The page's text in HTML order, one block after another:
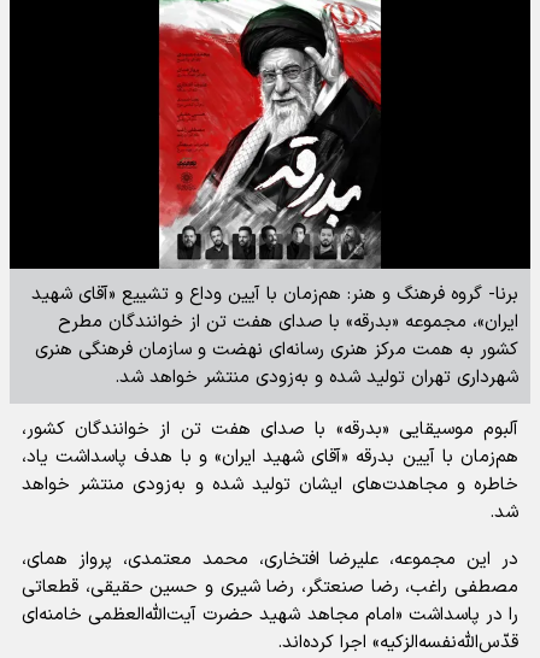
برنا- گروه فرهنگ و هنر: هم‌زمان با آیین وداع و تشییع «آقای شهید
ایران»، مجموعه «بدرقه» با صدای هفت تن از خوانندگان مطرح
کشور به همت مرکز هنری رسانه‌ای نهضت و سازمان فرهنگی هنری
شهرداری تهران تولید شده و به‌زودی منتشر خواهد شد.
آلبوم موسیقایی «بدرقه» با صدای هفت تن از خوانندگان کشور،
هم‌زمان با آیین بدرقه «آقای شهید ایران» و با هدف پاسداشت یاد،
خاطره و مجاهدت‌های ایشان تولید شده و به‌زودی منتشر خواهد
شد.
در این مجموعه، علیرضا افتخاری، محمد معتمدی، پرواز همای،
مصطفی راغب، رضا صنعتگر، رضا شیری و حسین حقیقی، قطعاتی
را در پاسداشت «امام مجاهد شهید حضرت آیت‌الله‌العظمی خامنه‌ای
قدّس‌الله‌نفسه‌الزکیه» اجرا کرده‌اند.